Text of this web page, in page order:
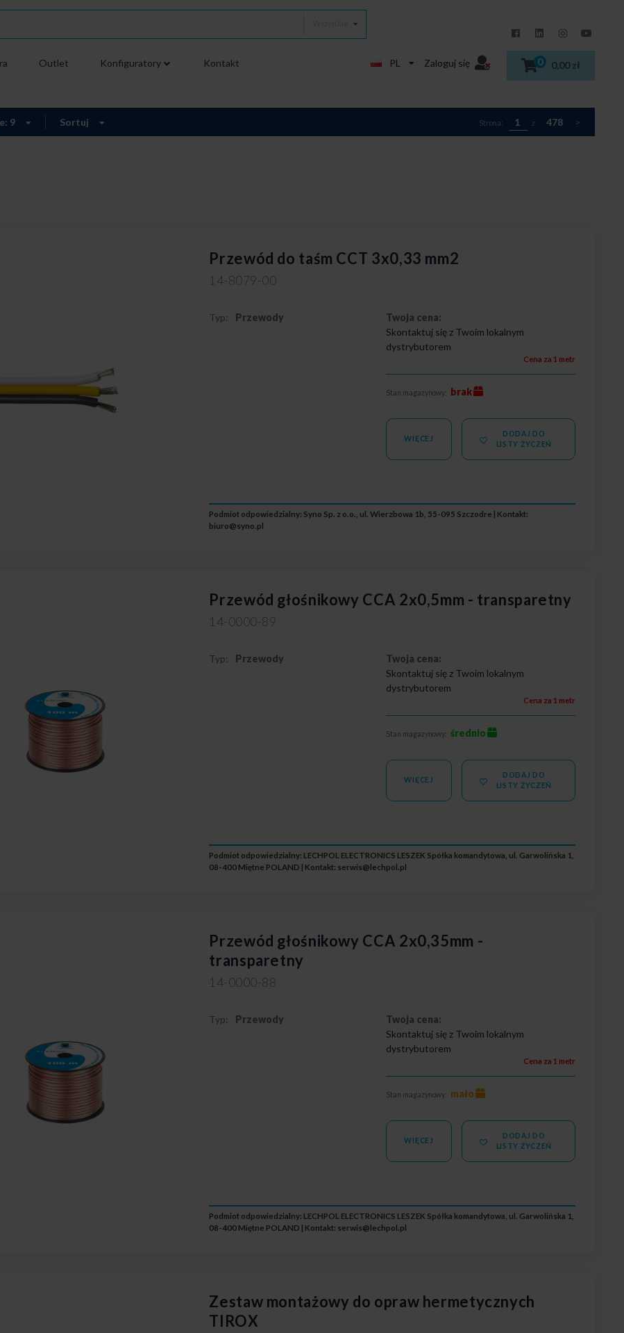
Outlet Konfiguratory Kontakt PL Zaloguj się 0 0,00 zł
9 Sortuj Strona: 1 z 478 >
Przewód do taśm CCT 3x0,33 mm2
14-8079-00
Typ: Przewody
Twoja cena:
Skontaktuj się z Twoim lokalnym
dystrybutorem
Cena za 1 metr
Stan magazynowy: brak
WIĘCEJ
DODAJ DO
LISTY ŻYCZEŃ
Podmiot odpowiedzialny: Syno Sp. z o.o., ul. Wierzbowa 1b, 55-095 Szczodre | Kontakt:
biuro@syno.pl
Przewód głośnikowy CCA 2x0,5mm - transparetny
14-0000-89
Typ: Przewody
Twoja cena:
Skontaktuj się z Twoim lokalnym
dystrybutorem
Cena za 1 metr
Stan magazynowy: średnio
WIĘCEJ
DODAJ DO
LISTY ŻYCZEŃ
Podmiot odpowiedzialny: LECHPOL ELECTRONICS LESZEK Spółka komandytowa, ul. Garwolińska 1,
08-400 Miętne POLAND | Kontakt: serwis@lechpol.pl
Przewód głośnikowy CCA 2x0,35mm -
transparetny
14-0000-88
Typ: Przewody
Twoja cena:
Skontaktuj się z Twoim lokalnym
dystrybutorem
Cena za 1 metr
Stan magazynowy: mało
WIĘCEJ
DODAJ DO
LISTY ŻYCZEŃ
Podmiot odpowiedzialny: LECHPOL ELECTRONICS LESZEK Spółka komandytowa, ul. Garwolińska 1,
08-400 Miętne POLAND | Kontakt: serwis@lechpol.pl
Zestaw montażowy do opraw hermetycznych
TIROX